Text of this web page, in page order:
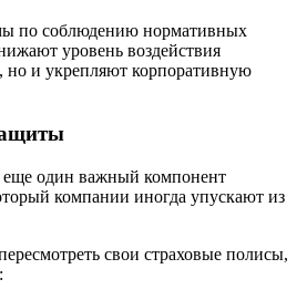
по соблюдению нормативных
уровень воздействия
но и укрепляют корпоративную
один важный компонент
компании иногда упускают из
свои страховые полисы,